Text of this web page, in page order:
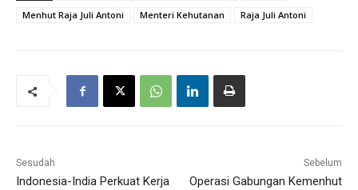
Menhut Raja Juli Antoni
Menteri Kehutanan Raja Juli Antoni
Sesudah
Indonesia-India Perkuat Kerja
Sebelum
Operasi Gabungan Kemenhut